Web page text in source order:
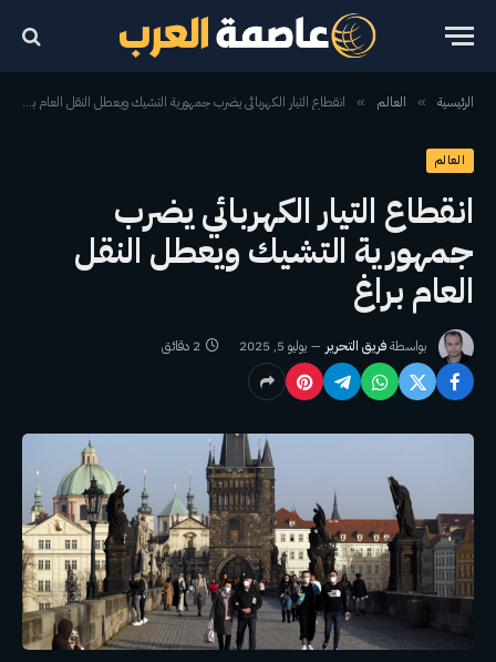
الرئيسية » العالم » انقطاع التيار الكهربائي يضرب جمهورية التشيك ويعطل النقل العام براغ
العالم
انقطاع التيار الكهربائي يضرب
جمهورية التشيك ويعطل النقل
العام براغ
بواسطةفريق التحرير يوليو 5, 2025 2 دقائق